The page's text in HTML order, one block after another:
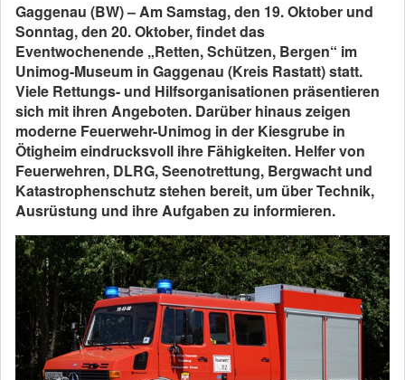
Gaggenau (BW) – Am Samstag, den 19. Oktober und
Sonntag, den 20. Oktober, findet das
Eventwochenende „Retten, Schützen, Bergen“ im
Unimog-Museum in Gaggenau (Kreis Rastatt) statt.
Viele Rettungs- und Hilfsorganisationen präsentieren
sich mit ihren Angeboten. Darüber hinaus zeigen
moderne Feuerwehr-Unimog in der Kiesgrube in
Ötigheim eindrucksvoll ihre Fähigkeiten. Helfer von
Feuerwehren, DLRG, Seenotrettung, Bergwacht und
Katastrophenschutz stehen bereit, um über Technik,
Ausrüstung und ihre Aufgaben zu informieren.